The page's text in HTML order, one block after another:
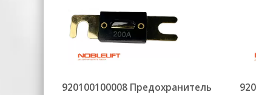
920100100008 Предохранитель